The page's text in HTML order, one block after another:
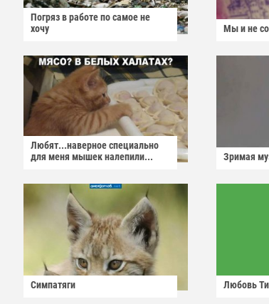
Погряз в работе по самое не
хочу
Мы и не
Любят...наверное специально
для меня мышек налепили...
Зримая
Симпатяги Любовь